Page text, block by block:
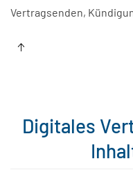
Vertragsenden,
Digitales